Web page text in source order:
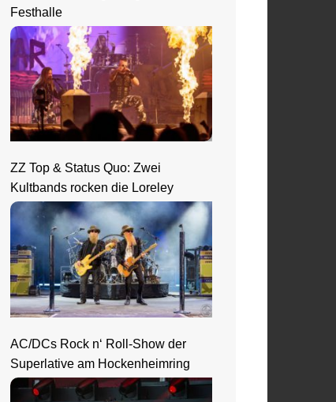
Festhalle
ZZ Top & Status Quo: Zwei
Kultbands rocken die Loreley
AC/DCs Rock n‘ Roll-Show der
Superlative am Hockenheimring